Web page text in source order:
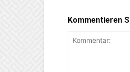
Kommentieren